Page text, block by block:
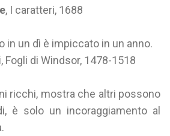
, I caratteri, 1688
in un dì è impiccato in un anno.
, Fogli di Windsor, 1478-1518
ricchi, mostra che altri possono
è solo un incoraggiamento al